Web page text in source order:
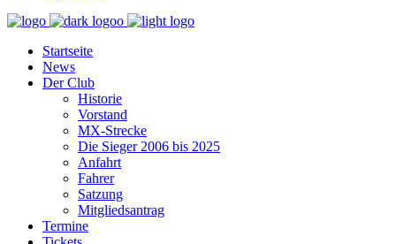
Startseite
News
Der Club
Historie
Vorstand
MX-Strecke
Die Sieger 2006 bis 2025
Anfahrt
Fahrer
Satzung
Mitgliedsantrag
Termine